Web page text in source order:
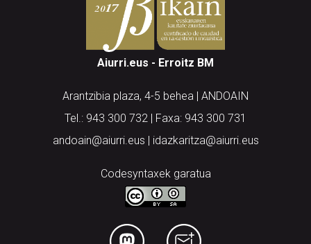
Aiurri.eus - Erroitz BM
Arantzibia plaza, 4-5 behea | ANDOAIN
Tel.: 943 300 732 | Faxa: 943 300 731
andoain@aiurri.eus | idazkaritza@aiurri.eus
Codesyntaxek garatua